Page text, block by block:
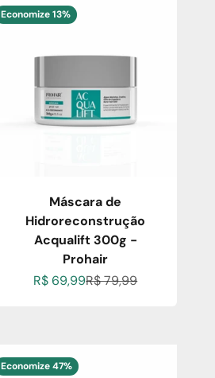
Economize 13%
Máscara de
Hidroreconstrução
Acqualift 300g -
Prohair
Preço promocional
R$ 69,99Preço normal
R$ 79,99
Economize 47%